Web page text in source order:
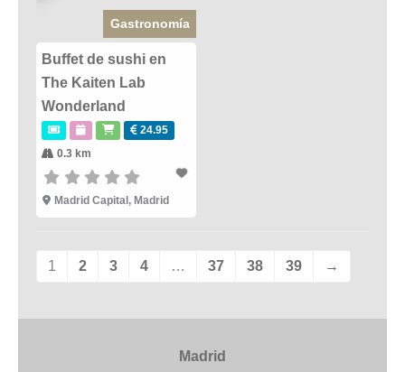
Gastronomía
Buffet de sushi en
The Kaiten Lab
Wonderland
24.95
0.3 km
Madrid Capital , Madrid
1 2 3 4 … 37 38 39 →
Madrid